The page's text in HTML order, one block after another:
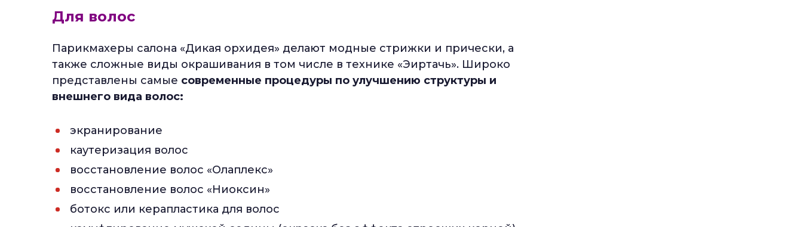
Для волос
Парикмахеры салона «Дикая орхидея» делают модные стрижки и прически, а
также сложные виды окрашивания в том числе в технике «Эиртачь». Широко
представлены самые современные процедуры по улучшению структуры и
внешнего вида волос:
экранирование
каутеризация волос
восстановление волос «Олаплекс»
восстановление волос «Ниоксин»
ботокс или керапластика для волос